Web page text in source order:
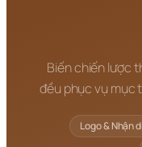
Biến chiến lược
đều phục vụ mục
Logo & Nhận